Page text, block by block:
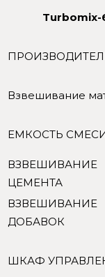
Turbomix-
Взвешивание
ЕМКОСТЬ
ВЗВЕШИВАНИЕ
ЦЕМЕНТА
ВЗВЕШИВАНИЕ
ДОБАВОК
ШКАФ